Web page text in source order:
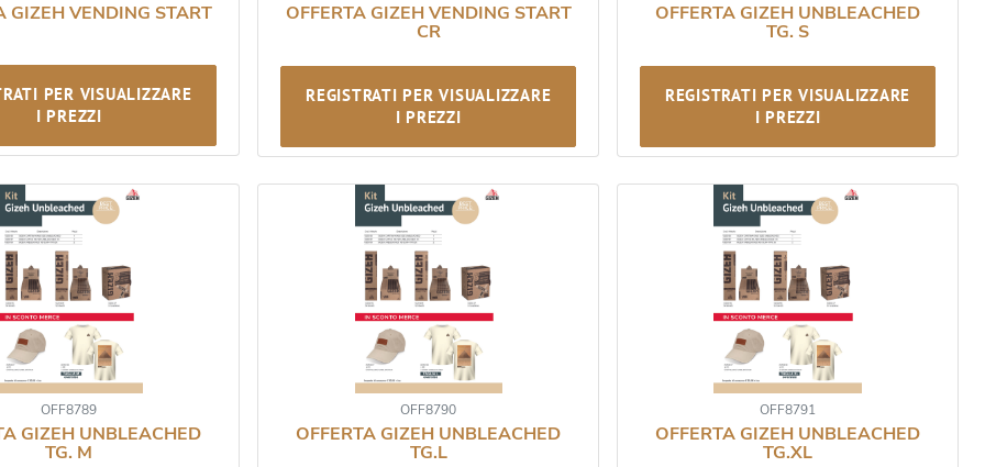
GIZEH VENDING START
PER VISUALIZZARE
I PREZZI
OFFERTA GIZEH VENDING START
CR
REGISTRATI PER VISUALIZZARE
I PREZZI
OFFERTA GIZEH UNBLEACHED
TG. S
REGISTRATI PER VISUALIZZARE
I PREZZI
OFF8789
GIZEH UNBLEACHED
TG. M
OFF8790
OFFERTA GIZEH UNBLEACHED
TG.L
OFF8791
OFFERTA GIZEH UNBLEACHED
TG.XL